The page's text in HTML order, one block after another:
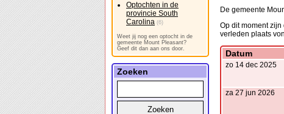
De gemeente
Op dit moment
verleden plaats
Datum
zo 14 dec 2025
za 27 jun 2026
Optochten in de
provincie South
Carolina (6)
Weet jij nog een optocht in de
gemeente Mount Pleasant?
Geef dit dan aan ons door.
Zoeken